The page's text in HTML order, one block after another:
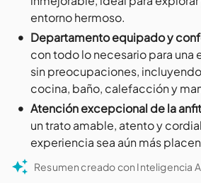
entorno hermoso.
• Departamento equipado y
con todo lo necesario para una
sin preocupaciones,
cocina, baño, calefacción y
• Atención excepcional de la
un trato amable, atento y
experiencia sea aún más
Resumen creado con Inteligencia